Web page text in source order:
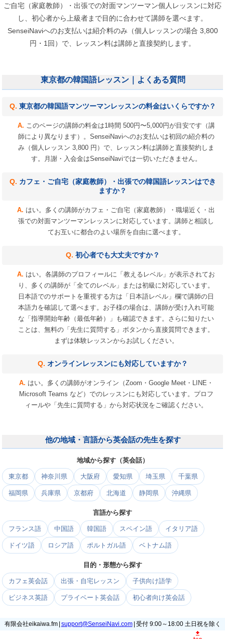
ご自宅（家庭教師）・出張での対面マンツーマン個人レッスンに対応
し、初心者から上級者まで目的に合わせて講師を選べます。
SenseiNaviへのお支払いは紹介料のみ（個人レッスンの場合 3,800
円・1回）で、レッスン料は講師と直接契約します。
東京都の韓国語レッスン｜よくある質問
東京都の韓国語マンツーマンレッスンの料金はいくらですか？
このページの講師の料金は1時間 500円〜5,000円が目安です（講
師により異なります）。SenseiNaviへのお支払いは初回の紹介料の
み（個人レッスン 3,800 円）で、レッスン料は講師と直接契約しま
す。月謝・入会金はSenseiNaviでは一切いただきません。
カフェ・ご自宅（家庭教師）・出張での韓国語レッスンはでき
ますか？
はい。多くの講師がカフェ・ご自宅（家庭教師）・職場近く・出
張での対面マンツーマンレッスンに対応しています。講師と相談し
てお互いに都合のよい場所を自由に選べます。
初心者でも大丈夫ですか？
はい。各講師のプロフィールに「教えるレベル」が表示されてお
り、多くの講師が「全てのレベル」または初級に対応しています。
日本語でのサポートを重視する方は「日本語レベル」欄で講師の日
本語力を確認して選べます。お子様の場合は、講師が受け入れ可能
な「指導開始年齢（最低年齢）」も確認できます。さらに知りたい
ことは、無料の「先生に質問する」ボタンから直接質問できます。
まずは体験レッスンからお試しください。
オンラインレッスンにも対応していますか？
はい。多くの講師がオンライン（Zoom・Google Meet・LINE・
Microsoft Teams など）でのレッスンにも対応しています。プロフ
ィールや「先生に質問する」から対応状況をご確認ください。
他の地域・言語から英会話の先生を探す
地域から探す（英会話）
東京都 神奈川県 大阪府 愛知県 埼玉県 千葉県
福岡県 兵庫県 京都府 北海道 静岡県 沖縄県
言語から探す
フランス語 中国語 韓国語 スペイン語 イタリア語
ドイツ語 ロシア語 ポルトガル語 ベトナム語
目的・形態から探す
カフェ英会話 出張・自宅レッスン 子供向け語学
ビジネス英語 プライベート英会話 初心者向け英会話
有限会社eikaiwa.fm | support@SenseiNavi.com| 受付 9:00～18:00 土日祝を除く